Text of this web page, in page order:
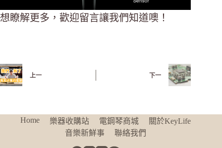
想瞭解更多，歡迎留言讓我們知道噢！
上一 下一
Home 樂器收購站 電鋼琴商城
關於KeyLife
音樂新鮮事
聯絡我們